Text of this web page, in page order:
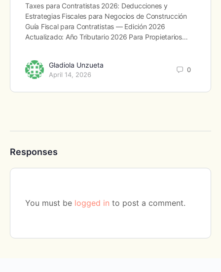
Taxes para Contratistas 2026: Deducciones y
Estrategias Fiscales para Negocios de Construcción
Guía Fiscal para Contratistas — Edición 2026
Actualizado: Año Tributario 2026 Para Propietarios…
Gladiola Unzueta
April 14, 2026
0
Responses
You must be logged in to post a comment.